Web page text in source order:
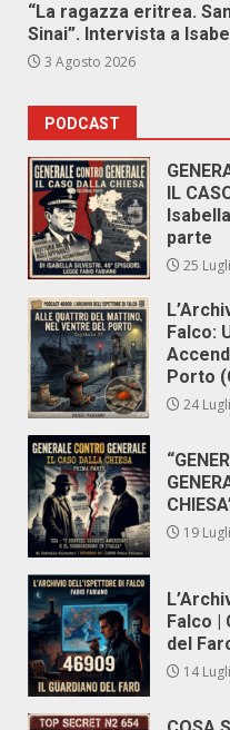
“La ragazza eritrea.
Sinai”. Intervista a
3 Agosto 2026
PODCAST
IL
parte
25
Falco:
Porto
24
19
Falco |
del
14